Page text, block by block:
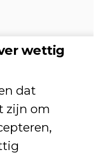
wettig
dat
zijn om